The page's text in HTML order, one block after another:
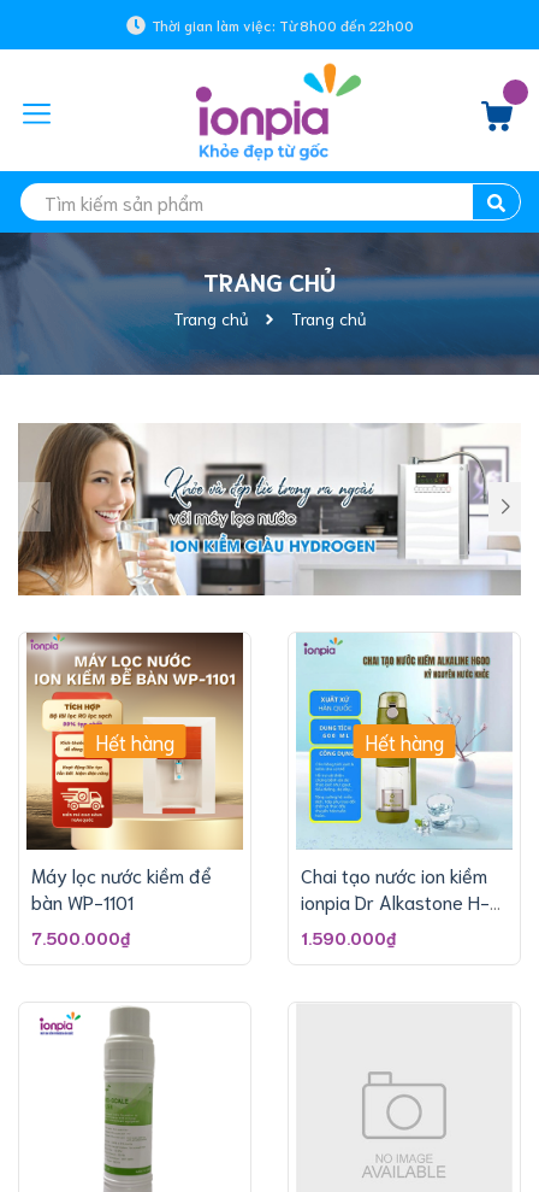
Thời gian làm việc: Từ 8h00 đến 22h00
TRANG CHỦ
Trang chủ Trang chủ
Hết hàng
Máy lọc nước kiềm để
bàn WP-1101
7.500.000₫
Hết hàng
Chai tạo nước ion kiềm
ionpia Dr Alkastone H-
600
1.590.000₫